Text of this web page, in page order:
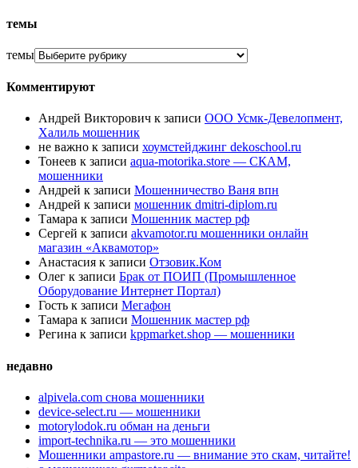
темы
темы
Комментируют
Андрей Викторович к записи ООО Усмк-Девелопмент,
Халиль мошенник
не важно к записи хоумстейджинг dekoschool.ru
Тонеев к записи aqua-motorika.store — СКАМ,
мошенники
Андрей к записи Мошенничество Ваня впн
Андрей к записи мошенник dmitri-diplom.ru
Тамара к записи Мошенник мастер рф
Сергей к записи akvamotor.ru мошенники онлайн
магазин «Аквамотор»
Анастасия к записи Отзовик.Ком
Олег к записи Брак от ПОИП (Промышленное
Оборудование Интернет Портал)
Гость к записи Мегафон
Тамара к записи Мошенник мастер рф
Регина к записи kppmarket.shop — мошенники
недавно
alpivela.com снова мошенники
device-select.ru — мошенники
motorylodok.ru обман на деньги
import-technika.ru — это мошенники
Мошенники ampastore.ru — внимание это скам, читайте!